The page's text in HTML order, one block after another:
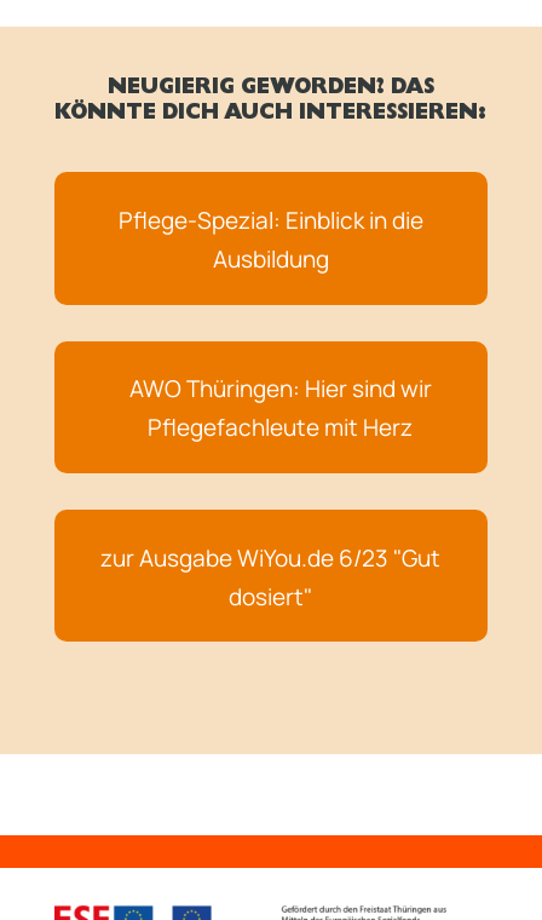
NEUGIERIG GEWORDEN? DAS
KÖNNTE DICH AUCH INTERESSIEREN:
Pflege-Spezial: Einblick in die
Ausbildung
AWO Thüringen: Hier sind wir
Pflegefachleute mit Herz
zur Ausgabe WiYou.de 6/23 "Gut
dosiert"